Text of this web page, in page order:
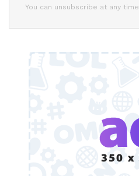
You can unsubscribe at any time